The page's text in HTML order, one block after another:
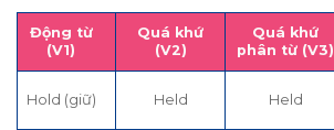
Động từ
(V1)
Quá khứ
(V2)
Quá khứ
phân từ (V3)
Hold (giữ) Held Held